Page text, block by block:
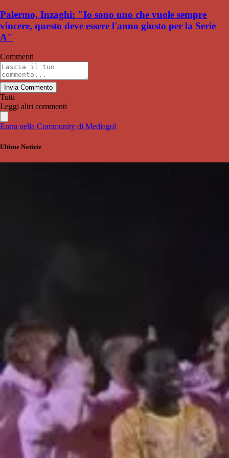
Palermo, Inzaghi: "Io sono uno che vuole sempre
vincere, questo deve essere l'anno giusto per la Serie
A"
Commenti
Invia Commento
Tutti
Leggi altri commenti
Entra nella Community di Mediagol
Ultime Notizie